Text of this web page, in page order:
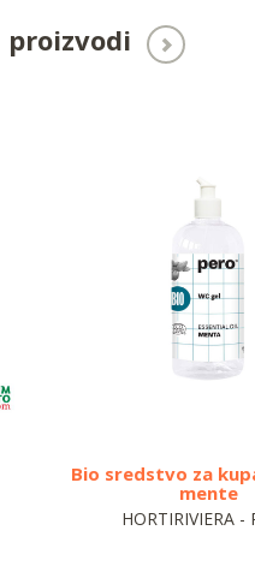
proizvodi
Bio sredstvo za
mente
HORTIRIVIERA -